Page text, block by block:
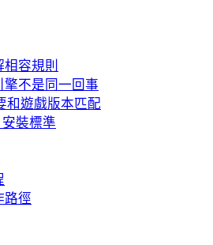
容規則
擎不是同一回事
和遊戲版本匹配
安裝標準
路徑